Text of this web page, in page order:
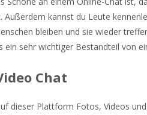
Außerdem kannst du Leute
bleiben und sie wieder
ein sehr wichtiger Bestandteil von
Chat
dieser Plattform Fotos, Videos